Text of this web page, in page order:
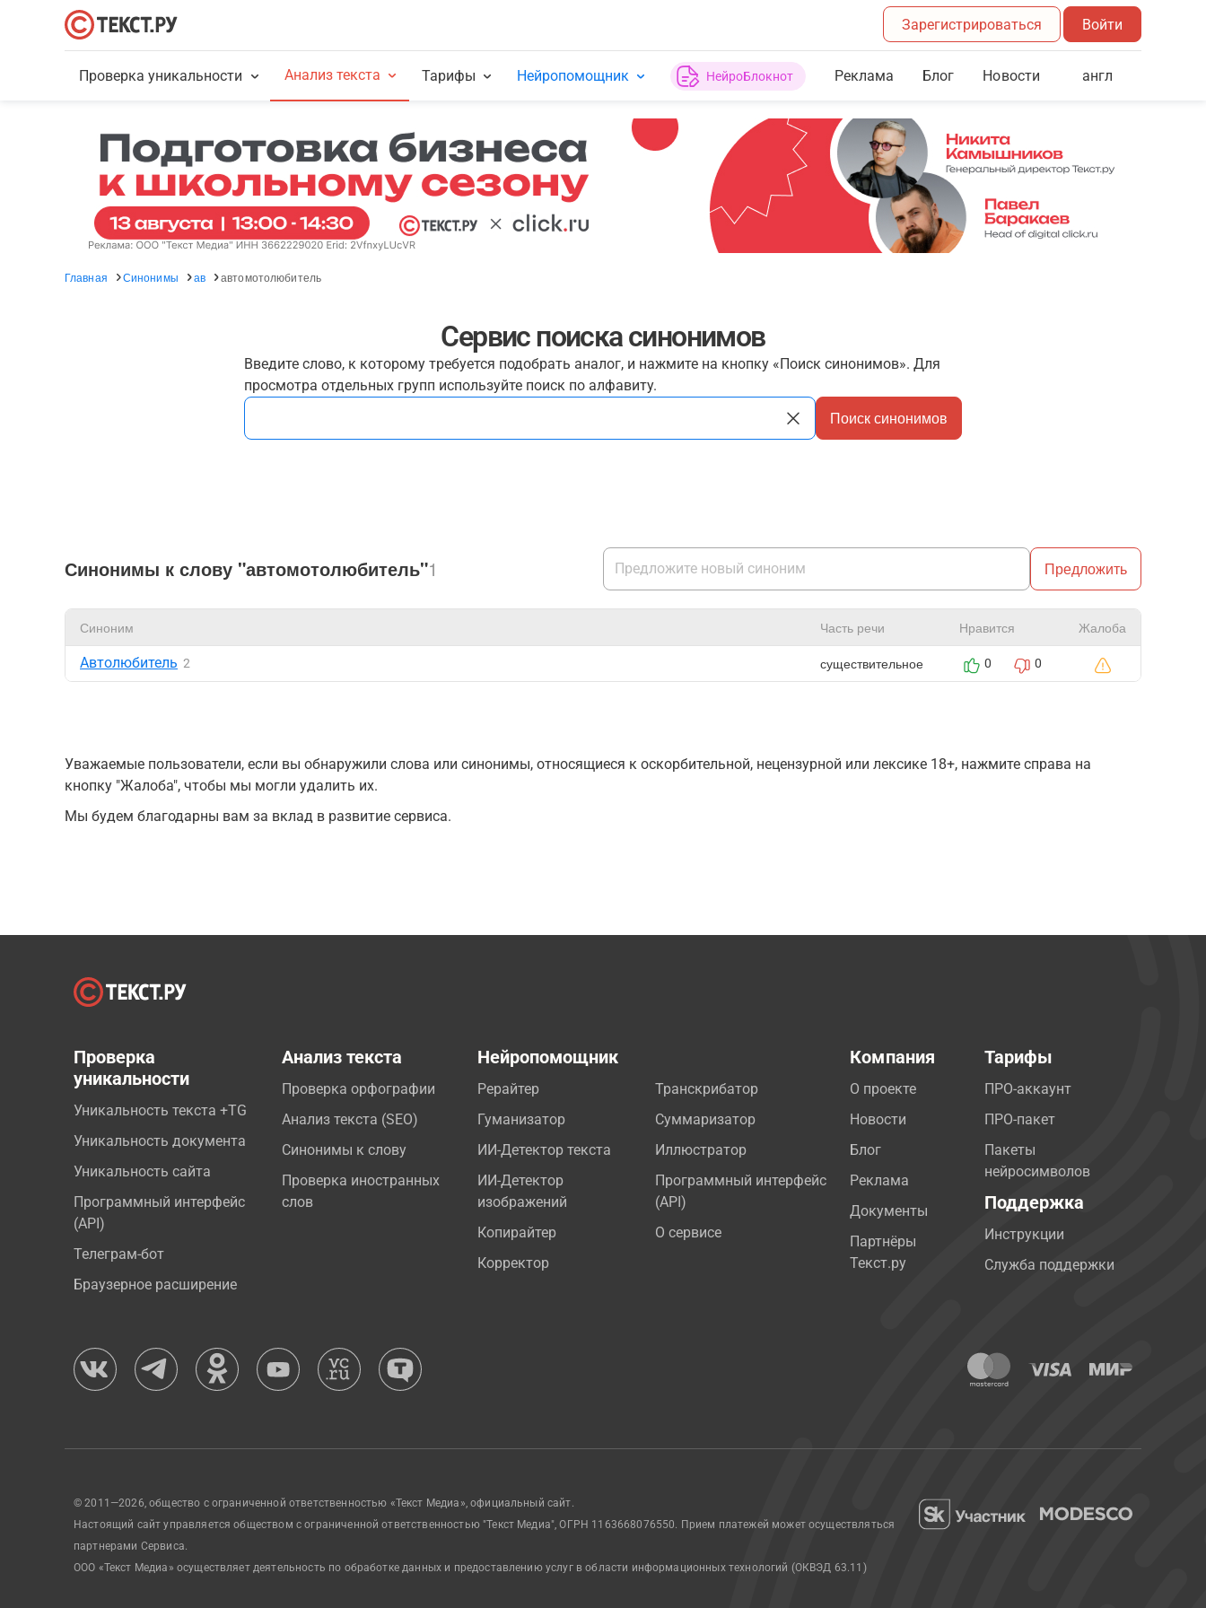
Зарегистрироваться Войти
Проверка уникальности Анализ текста Тарифы Нейропомощник НейроБлокнот Реклама Блог Новости англ
Главная Синонимы ав автомотолюбитель
Сервис поиска синонимов
Введите слово, к которому требуется подобрать аналог, и нажмите на кнопку «Поиск синонимов». Для
просмотра отдельных групп используйте поиск по алфавиту.
Поиск синонимов
Синонимы к слову "автомотолюбитель"1 Предложить
Синоним Часть речи Нравится Жалоба
Автолюбитель 2 существительное 0 0
Уважаемые пользователи, если вы обнаружили слова или синонимы, относящиеся к оскорбительной, нецензурной или лексике 18+, нажмите справа на
кнопку "Жалоба", чтобы мы могли удалить их.
Мы будем благодарны вам за вклад в развитие сервиса.
Проверка
уникальности
Уникальность текста +TG
Уникальность документа
Уникальность сайта
Программный интерфейс
(API)
Телеграм-бот
Браузерное расширение
Анализ текста
Проверка орфографии
Анализ текста (SEO)
Синонимы к слову
Проверка иностранных
слов
Нейропомощник
Рерайтер
Гуманизатор
ИИ-Детектор текста
ИИ-Детектор
изображений
Копирайтер
Корректор
Транскрибатор
Суммаризатор
Иллюстратор
Программный интерфейс
(API)
О сервисе
Компания
О проекте
Новости
Блог
Реклама
Документы
Партнёры
Текст.ру
Тарифы
ПРО-аккаунт
ПРО-пакет
Пакеты
нейросимволов
Поддержка
Инструкции
Служба поддержки
© 2011—2026, общество с ограниченной ответственностью «Текст Медиа», официальный сайт.
Настоящий сайт управляется обществом с ограниченной ответственностью "Текст Медиа", ОГРН 1163668076550. Прием платежей может осуществляться
партнерами Сервиса.
ООО «Текст Медиа» осуществляет деятельность по обработке данных и предоставлению услуг в области информационных технологий (ОКВЭД 63.11)